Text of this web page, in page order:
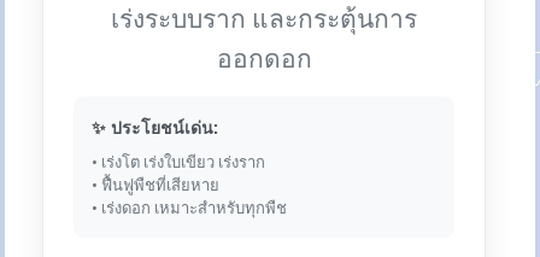
เร่งระบบราก และกระตุ้นการ
ออกดอก
✨ ประโยชน์เด่น:
• เร่งโต เร่งใบเขียว เร่งราก
• ฟื้นฟูพืชที่เสียหาย
• เร่งดอก เหมาะสำหรับทุกพืช